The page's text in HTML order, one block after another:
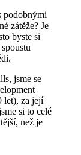
podobnými
zátěže? Je
byste si
jsme se
let), za její
si to celé
než je